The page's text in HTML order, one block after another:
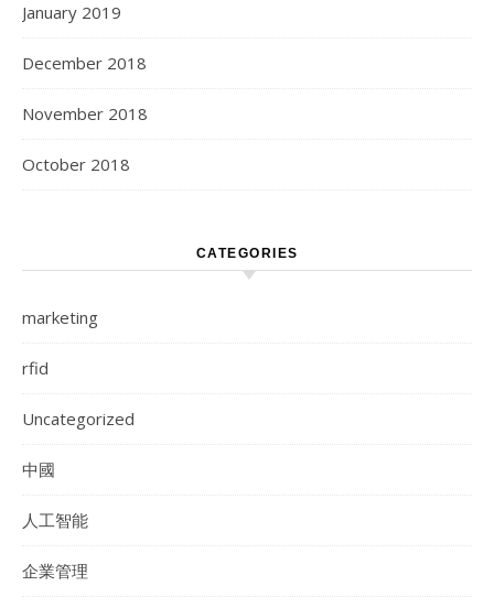
January 2019
December 2018
November 2018
October 2018
CATEGORIES
marketing
rfid
Uncategorized
中國
人工智能
企業管理